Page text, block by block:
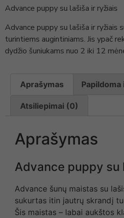
Advance puppy su lašiša ir ryžiais
Advance puppy su lašiša ir ryžiais
turintiems augintiniams. Jis ypač
dydžio šuniukams nuo 2 iki 12
Aprašymas
Atsiliepimai (0)
Aprašymas
Advance puppy su
Advance šunų maistas su
sukurtas itin jautrų skrandį
Šis maistas – labai aukštos